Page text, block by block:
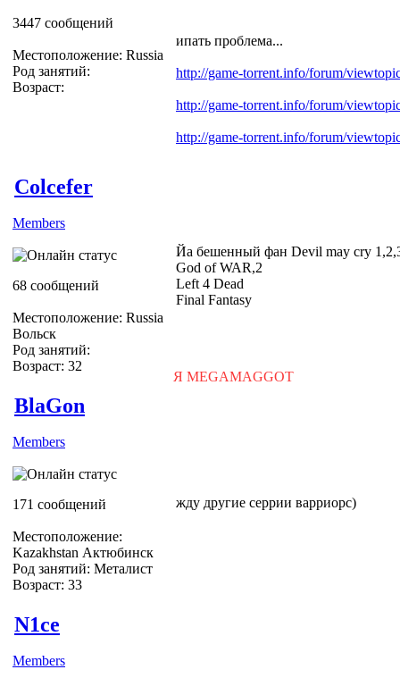
3447 сообщений
Местоположение: Russia
Род занятий:
Возраст:
ипать проблема...
http://game-torrent.info/forum/
http://game-torrent.info/forum/
http://game-torrent.info/forum/
Colcefer
Members
68 сообщений
Местоположение: Russia
Вольск
Род занятий:
Возраст: 32
Йа бешенный фан Devil may cry
God of WAR,2
Left 4 Dead
Final Fantasy
Я MEGAMAGGOT
BlaGon
Members
171 сообщений
Местоположение:
Kazakhstan Актюбинск
Род занятий: Металист
Возраст: 33
жду другие серрии варриорс)
N1ce
Members